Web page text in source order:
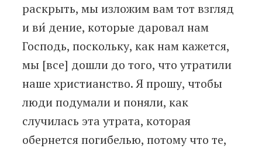
раскрыть, мы изложим вам тот взгляд
и ви́ дение, которые даровал нам
Господь, поскольку, как нам кажется,
мы [все] дошли до того, что утратили
наше христианство. Я прошу, чтобы
люди подумали и поняли, как
случилась эта утрата, которая
обернется погибелью, потому что те,